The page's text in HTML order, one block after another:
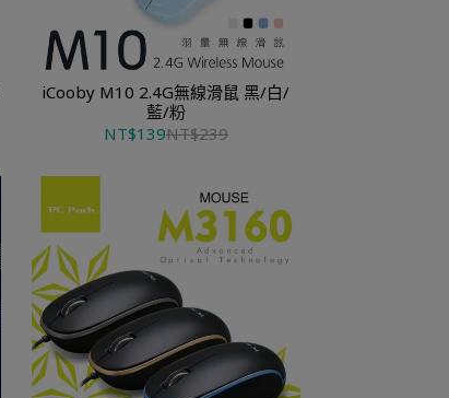
iCooby M10 2.4G無線滑鼠 黑/白/
藍/粉
NT$139NT$239